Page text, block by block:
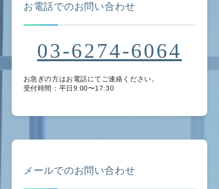
お電話でのお問い合わせ
03-6274-6064
お急ぎの方はお電話にてご連絡ください。
受付時間：平日9:00〜17:30
メールでのお問い合わせ